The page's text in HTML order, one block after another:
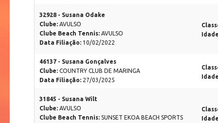
32928 - Susana Odake
Clube: AVULSO
Clube Beach Tennis: AVULSO
Data Filiação: 10/02/2022
46137 - Susana Gonçalves
Clube: COUNTRY CLUB DE MARINGA
Data Filiação: 27/03/2025
31845 - Susana Wilt
Clube: AVULSO
Clube Beach Tennis: SUNSET EKOA BEACH SPORTS